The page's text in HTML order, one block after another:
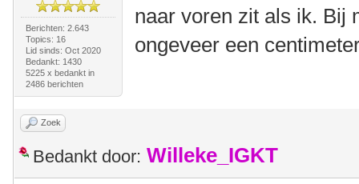
Berichten: 2.643
Topics: 16
Lid sinds: Oct 2020
Bedankt: 1430
5225 x bedankt in
2486 berichten
naar voren zit als ik. Bij
ongeveer een
Zoek
Bedankt door: Willeke_IGKT